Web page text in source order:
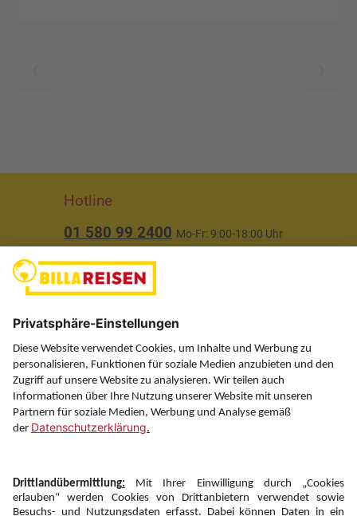
Hotline
01 580 99 2400 Mo-Fr: 9:00-18:00 Uhr
Über uns
Service
Information
Folgen Sie uns auf
Newsletter: